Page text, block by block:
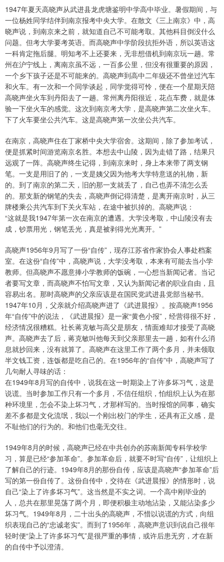
1947年夏天高晓声从武进县龙虎塘鉴明中学高中毕业。暑假期间，与
一位杨姓同学结伴到南京报考中央大学。在散文《三上南京》中，高
晓声说，到南京来之前，就知道自己不可能考取。其他科目倒没什么
问题。但考大学要考英语。而高晓声中学阶段抗拒外语，所以英语这
一科肯定拖后腿。明知考不上还要来，无非想借机到南京玩一趟。常
州在沪宁线上，离南京虽不远，一百多公里，但没有很重要的原因，
一个乡下孩子还是不可能来的。高晓声到高中二年级还不曾坐过汽车
和火车。有一次和一个同学谈起，同学觉得可怜，便在一个星期天陪
高晓声坐火车到丹阳去了一趟。常州离丹阳很近，花点车费，就是体
验一下坐火车的感觉。这次到南京考大学，是高晓声第二次坐火车。
下了火车要坐公共汽车。这是高晓声第一次坐公共汽车。
在南京，高晓声住在丁家桥中央大学宿舍。这期间，除了参加考试，
便是抓紧时间游览南京名胜。本想去中山陵，因为走错了路，结果只
远观了一阵。高晓声终生记得，到南京来时，身上本来带了两支钢
笔。一支是用旧了的，一支是姨父因为他考大学特意送的礼物，新
的。到了南京的第二天，旧的那一支就丢了，自己也弄不清怎么丢
的。那支新的钢笔的失去，高晓声倒记得清楚，是离开南京时，从三
牌楼乘公共汽车到下关火车站，在途中被扒掉的。高晓声说：
“这就是我1947年第一次在南京的遭遇。大学没考取，中山陵没有去
成，钞票用光，钢笔丢光，真是被剥得光光离开。”
高晓声1956年9月写了一份“自传”，现存江苏省作家协会人事处档案
室。在这份“自传”中，高晓声说，大学没考取，本来有可能去当小学
教师。但高晓声不愿意捧小学教师的饭碗，一心想当新闻记者。当记
者要写文章，而高晓声不怕写文章，又认为新闻记者的职业自由，且
容易出名。那时高晓声的父亲应该是在国民党武进县党部当秘书。
1947年10月，父亲就介绍高晓声进了《武进晨报》。按高晓声1956
年“自传”中的说法，《武进晨报》是一家“黄色小报”，经营得很不好，
经济情况很糟糕。社长蒋克敏与高父是朋友，情面难却才接受了高晓
声。高晓声去了后，蒋克敏叫他每天到父亲那里去一趟，如有什么消
息就抄回来，没有就算了。高晓声在这里工作了两个多月，并未领取
半文钱工资，连饭都是吃自己的。在1956年的“自传”中，高晓声写了
几句耐人寻味的话：
在1949年8月写的自传中，说我在这一时期染上了许多坏习气，这是
说谎。当时参加工作只有一个多月，不信任组织，怕组织上认为在那
种环境里，怎会不染上坏习气，才那样写的。当时报馆的同事，确实
差不多都是文化流氓，我以一个刚出校门的学生，还具有正义感，是
不耻他们的行为的。和他们也毫无交往。
1949年8月的时候，高晓声已经在中共创办的苏南新闻专科学校学
习，算是已经“参加革命”。参加革命后，就要不时写“自传”，让组织上
了解自己的行迹。1949年8月的那份自传，应该是高晓声“参加革命”后
写的第一份自传了。这份自传中，交待在《武进晨报》的情形时，说
自己“染上了许多坏习气”。这当然是不实之词。一个高中刚毕业的
人，总共在那里晃荡了两个月，即便积极主动地沾染，又能沾染多少
坏习气。1949年8月，二十出头的高晓声，不惜以说谎的方式，向组
织表现自己的“忠诚老实”。而到了1956年，高晓声意识到说自己很年
轻时便“染上了许多坏习气”是很严重的事情，或许后患无穷，才在新
的自传中予以澄清。